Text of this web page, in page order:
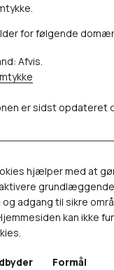
for følgende
Afvis.
er sidst opdateret
hjælper med at
adgang til sikre
kan ikke
Formål